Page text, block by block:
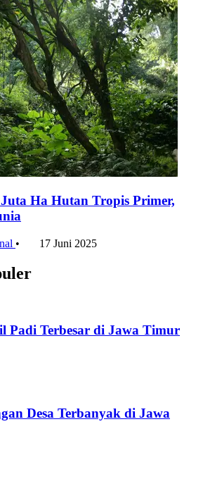
Ha Hutan Tropis Primer,
• 17 Juni 2025
Padi Terbesar di Jawa Timur
Desa Terbanyak di Jawa